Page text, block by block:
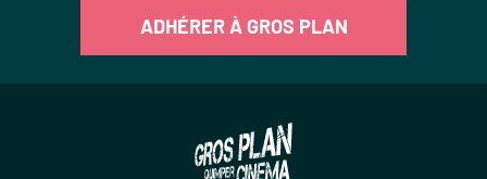
ADHÉRER À GROS PLAN